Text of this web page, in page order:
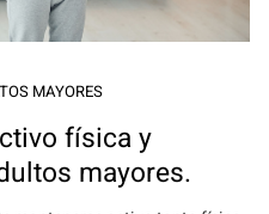
MAYORES
física y
mayores.